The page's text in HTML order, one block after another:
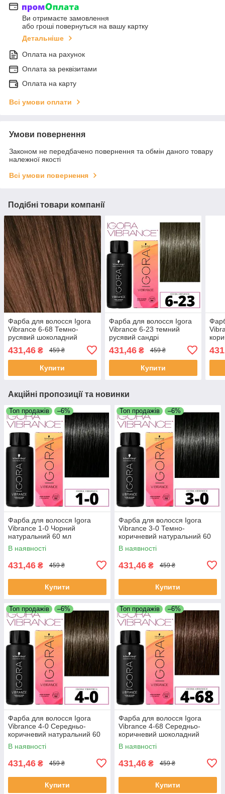
Ви отримаєте замовлення
або гроші повернуться на вашу картку
Детальніше
Оплата на рахунок
Оплата за реквізитами
Оплата на карту
Всі умови оплати
Умови повернення
Законом не передбачено повернення та обмін даного товару
належної якості
Всі умови повернення
Подібні товари компанії
Фарба для волосся Igora
Vibrance 6-68 Темно-
русявий шоколадний
431,46 ₴ 459 ₴
Купити
Фарба для волосся Igora
Vibrance 6-23 темний
русявий сандрі
431,46₴ 459 ₴
Купити
Акційні пропозиції та новинки
Топ продажів –6%
Фарба для волосся Igora
Vibrance 1-0 Чорний
натуральний 60 мл
В наявності
431,46 ₴ 459 ₴
Купити
Топ продажів –6%
Фарба для волосся Igora
Vibrance 3-0 Темно-
коричневий натуральний 60
мл
В наявності
431,46 ₴ 459 ₴
Купити
Топ продажів –6%
Фарба для волосся Igora
Vibrance 4-0 Середньо-
коричневий натуральний 60
мл
В наявності
431,46 ₴ 459 ₴
Купити
Топ продажів –6%
Фарба для волосся Igora
Vibrance 4-68 Середньо-
коричневий шоколадний
червоний 60 мл
В наявності
431,46 ₴ 459 ₴
Купити